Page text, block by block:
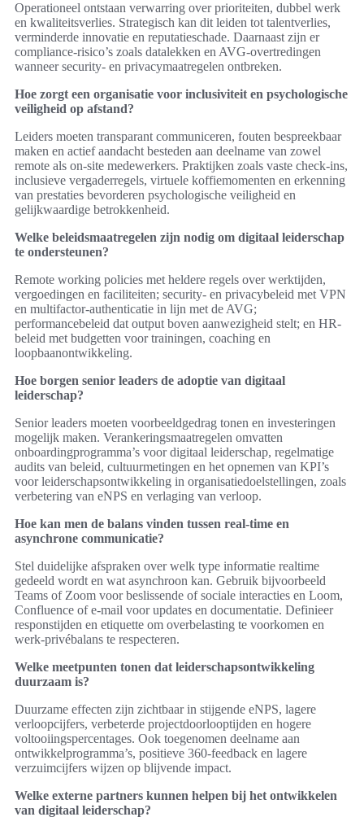
Operationeel ontstaan verwarring over prioriteiten, dubbel werk
en kwaliteitsverlies. Strategisch kan dit leiden tot talentverlies,
verminderde innovatie en reputatieschade. Daarnaast zijn er
compliance-risico’s zoals datalekken en AVG-overtredingen
wanneer security- en privacymaatregelen ontbreken.
Hoe zorgt een organisatie voor inclusiviteit en psychologische
veiligheid op afstand?
Leiders moeten transparant communiceren, fouten bespreekbaar
maken en actief aandacht besteden aan deelname van zowel
remote als on-site medewerkers. Praktijken zoals vaste check-ins,
inclusieve vergaderregels, virtuele koffiemomenten en erkenning
van prestaties bevorderen psychologische veiligheid en
gelijkwaardige betrokkenheid.
Welke beleidsmaatregelen zijn nodig om digitaal leiderschap
te ondersteunen?
Remote working policies met heldere regels over werktijden,
vergoedingen en faciliteiten; security- en privacybeleid met VPN
en multifactor-authenticatie in lijn met de AVG;
performancebeleid dat output boven aanwezigheid stelt; en HR-
beleid met budgetten voor trainingen, coaching en
loopbaanontwikkeling.
Hoe borgen senior leaders de adoptie van digitaal
leiderschap?
Senior leaders moeten voorbeeldgedrag tonen en investeringen
mogelijk maken. Verankeringsmaatregelen omvatten
onboardingprogramma’s voor digitaal leiderschap, regelmatige
audits van beleid, cultuurmetingen en het opnemen van KPI’s
voor leiderschapsontwikkeling in organisatiedoelstellingen, zoals
verbetering van eNPS en verlaging van verloop.
Hoe kan men de balans vinden tussen real-time en
asynchrone communicatie?
Stel duidelijke afspraken over welk type informatie realtime
gedeeld wordt en wat asynchroon kan. Gebruik bijvoorbeeld
Teams of Zoom voor beslissende of sociale interacties en Loom,
Confluence of e-mail voor updates en documentatie. Definieer
responstijden en etiquette om overbelasting te voorkomen en
werk-privébalans te respecteren.
Welke meetpunten tonen dat leiderschapsontwikkeling
duurzaam is?
Duurzame effecten zijn zichtbaar in stijgende eNPS, lagere
verloopcijfers, verbeterde projectdoorlooptijden en hogere
voltooiingspercentages. Ook toegenomen deelname aan
ontwikkelprogramma’s, positieve 360-feedback en lagere
verzuimcijfers wijzen op blijvende impact.
Welke externe partners kunnen helpen bij het ontwikkelen
van digitaal leiderschap?